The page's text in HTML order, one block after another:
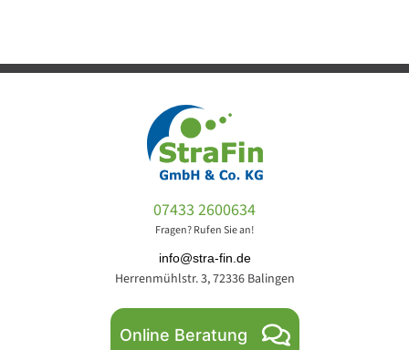
07433 2600634
Fragen? Rufen Sie an!
info@stra-fin.de
Herrenmühlstr. 3, 72336 Balingen
Online Beratung